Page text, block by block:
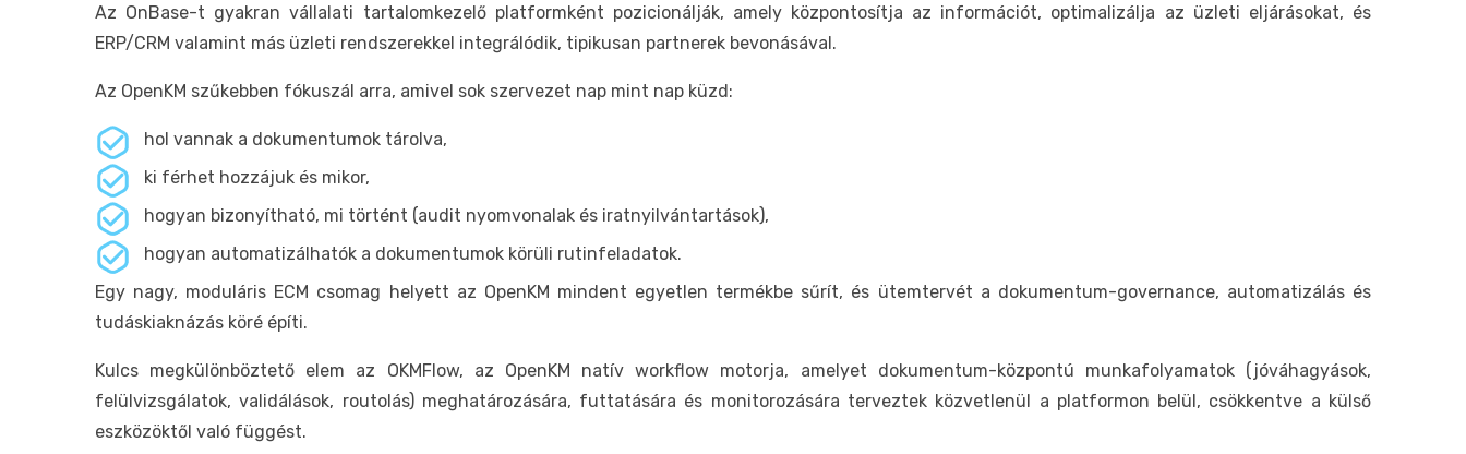
Az OnBase-t gyakran vállalati tartalomkezelő platformként pozicionálják, amely központosítja az információt, optimalizálja az üzleti eljárásokat, és
ERP/CRM valamint más üzleti rendszerekkel integrálódik, tipikusan partnerek bevonásával.
Az OpenKM szűkebben fókuszál arra, amivel sok szervezet nap mint nap küzd:
hol vannak a dokumentumok tárolva,
ki férhet hozzájuk és mikor,
hogyan bizonyítható, mi történt (audit nyomvonalak és iratnyilvántartások),
hogyan automatizálhatók a dokumentumok körüli rutinfeladatok.
Egy nagy, moduláris ECM csomag helyett az OpenKM mindent egyetlen termékbe sűrít, és ütemtervét a dokumentum-governance, automatizálás és
tudáskiaknázás köré építi.
Kulcs megkülönböztető elem az OKMFlow, az OpenKM natív workflow motorja, amelyet dokumentum-központú munkafolyamatok (jóváhagyások,
felülvizsgálatok, validálások, routolás) meghatározására, futtatására és monitorozására terveztek közvetlenül a platformon belül, csökkentve a külső
eszközöktől való függést.